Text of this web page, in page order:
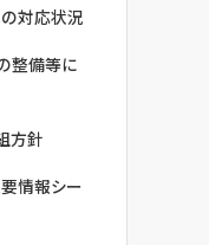
の対応状況
整備等に
方針
情報シー